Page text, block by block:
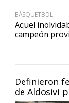
Definieron
de Aldosivi
BÁSQUETBOL
Aquel
campeón